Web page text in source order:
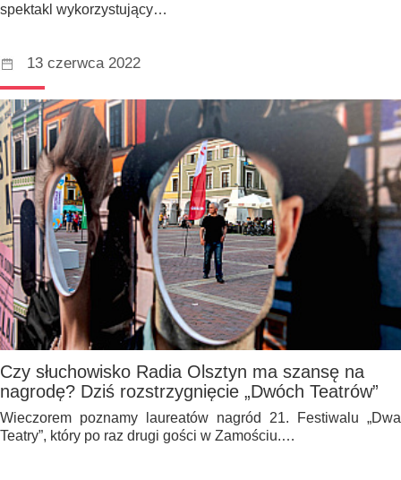
spektakl wykorzystujący…
13 czerwca 2022
Czy słuchowisko Radia Olsztyn ma szansę na
nagrodę? Dziś rozstrzygnięcie „Dwóch Teatrów”
Wieczorem poznamy laureatów nagród 21. Festiwalu „Dwa
Teatry”, który po raz drugi gości w Zamościu.…